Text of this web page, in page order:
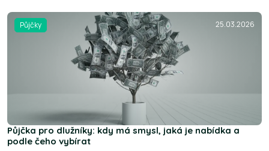
Půjčky 25.03.2026
Půjčka pro dlužníky: kdy má smysl, jaká je nabídka a
podle čeho vybírat